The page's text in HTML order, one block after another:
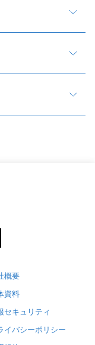
概要
資料
セキュリティ
イバシーポリシー